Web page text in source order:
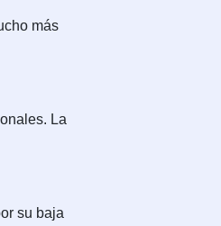
más
La
su baja